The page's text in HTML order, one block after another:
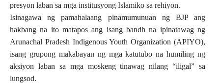
presyon laban sa mga institusyong Islamiko sa rehiyon.
Isinagawa ng pamahalaang pinamumunuan ng BJP ang
hakbang na ito matapos ang isang bandh na ipinatawag ng
Arunachal Pradesh Indigenous Youth Organization (APIYO),
isang grupong makabayan ng mga katutubo na humiling ng
aksiyon laban sa mga moskeng tinawag nilang “iligal” sa
lungsod.